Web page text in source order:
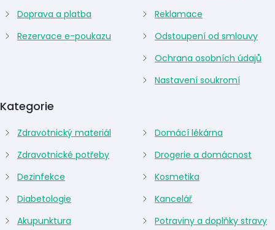
Doprava a platba
Rezervace e-poukazu
Kategorie
Zdravotnický materiál
Zdravotnické potřeby
Dezinfekce
Diabetologie
Akupunktura
Domácí lékárna
Drogerie a domácnost
Kosmetika
Kancelář
Potraviny a doplňky stravy
Reklamace
Odstoupení od smlouvy
Ochrana osobních údajů
Nastavení soukromí